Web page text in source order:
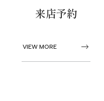
来店予約
VIEW MORE